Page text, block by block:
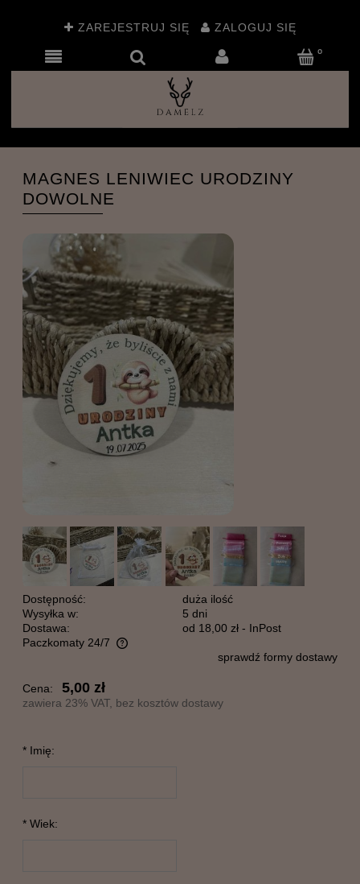
ZAREJESTRUJ SIĘ ZALOGUJ SIĘ
MAGNES LENIWIEC URODZINY
DOWOLNE
Dostępność:
duża ilość
Wysyłka w:
5 dni
Dostawa:
od 18,00 zł - InPost
Paczkomaty 24/7
Cena nie zawiera ewentualnych kosztów płatnościsprawdź formy dostawy
Cena: 5,00 zł
zawiera 23% VAT, bez kosztów dostawy
* Imię:
* Wiek: